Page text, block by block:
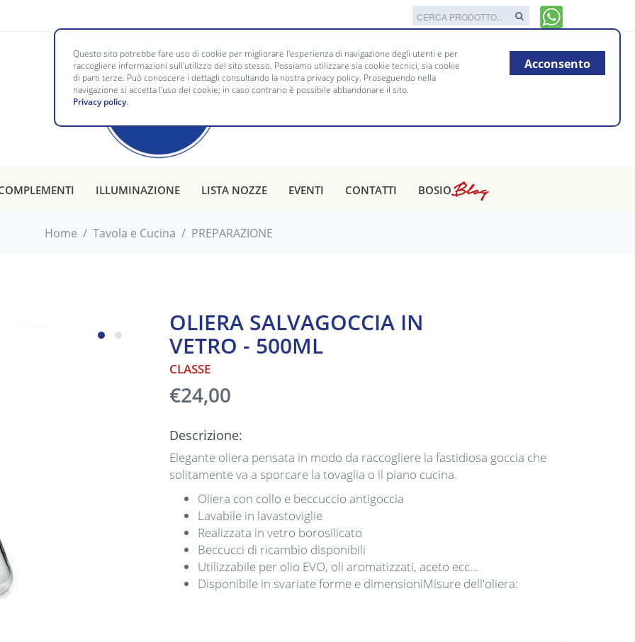
ILLUMINAZIONE LISTA NOZZE EVENTI CONTATTI BOSIOBlog
Home / Tavola e Cucina / PREPARAZIONE
OLIERA SALVAGOCCIA IN
VETRO - 500ML
CLASSE
€24,00
Descrizione:
Elegante oliera pensata in modo da raccogliere la fastidiosa goccia che
solitamente va a sporcare la tovaglia o il piano cucina.
Oliera con collo e beccuccio antigoccia
Lavabile in lavastoviglie
Realizzata in vetro borosilicato
Beccucci di ricambio disponibili
Utilizzabile per olio EVO, oli aromatizzati, aceto ecc...
Disponibile in svariate forme e dimensioniMisure dell'oliera:
Questo sito potrebbe fare uso di cookie per migliorare l'esperienza di navigazione degli utenti e per
raccogliere informazioni sull'utilizzo del sito stesso. Possiamo utilizzare sia cookie tecnici, sia cookie
di parti terze. Può conoscere i dettagli consultando la nostra privacy policy. Proseguendo nella
navigazione si accetta l'uso dei cookie; in caso contrario è possibile abbandonare il sito.
Privacy policy.
Acconsento